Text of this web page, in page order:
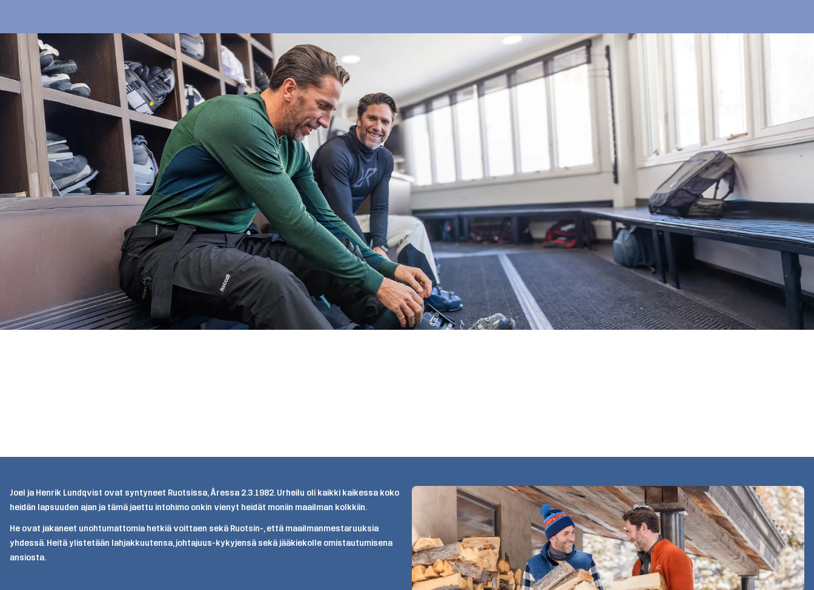
Joel ja Henrik Lundqvist ovat syntyneet Ruotsissa, Åressa 2.3.1982. Urheilu oli kaikki kaikessa koko
heidän lapsuuden ajan ja tämä jaettu intohimo onkin vienyt heidät moniin maailman kolkkiin.
He ovat jakaneet unohtumattomia hetkiä voittaen sekä Ruotsin-, että maailmanmestaruuksia
yhdessä. Heitä ylistetään lahjakkuutensa, johtajuus-kykyjensä sekä jääkiekolle omistautumisena
ansiosta.